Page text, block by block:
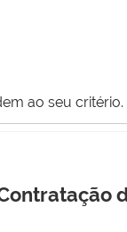
ao seu critério.